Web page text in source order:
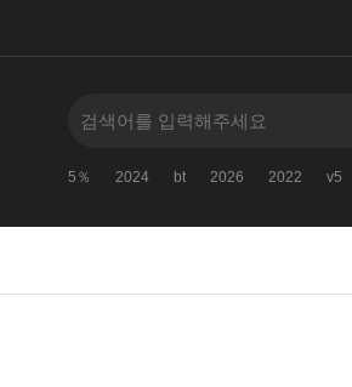
5％ 2024 bt 2026 2022 v5